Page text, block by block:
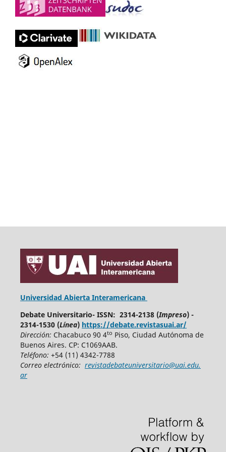
Universidad Abierta Interamericana
Debate Universitario- ISSN: 2314-2138 (Impreso) -
2314-1530 (Línea) https://debate.revistasuai.ar/
Dirección: Chacabuco 90 4to Piso, Ciudad Autónoma de
Buenos Aires. CP: C1069AAB.
Teléfono: +54 (11) 4342-7788
Correo electrónico: revistadebateuniversitario@uai.edu.
ar